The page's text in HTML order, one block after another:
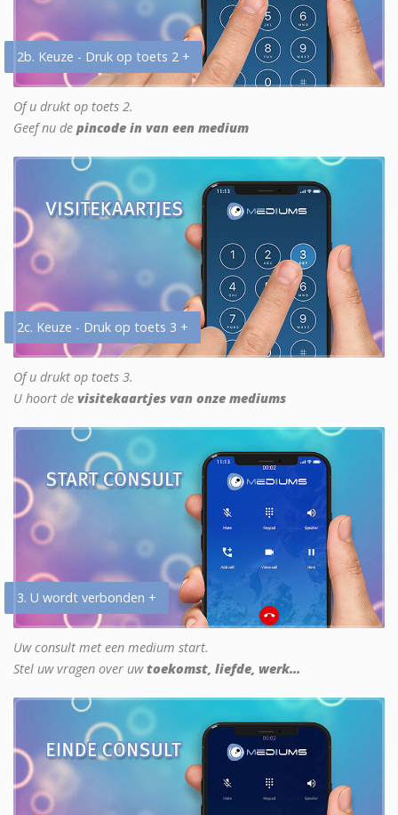
2b. Keuze - Druk op toets 2 +
Of u drukt op toets 2.
Geef nu de pincode in van een medium
2c. Keuze - Druk op toets 3 +
Of u drukt op toets 3.
U hoort de visitekaartjes van onze mediums
3. U wordt verbonden +
Uw consult met een medium start.
Stel uw vragen over uwtoekomst, liefde, werk...